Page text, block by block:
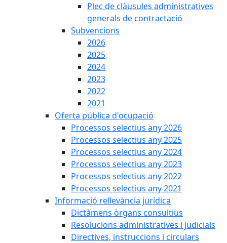
Plec de clàusules administratives
generals de contractació
Subvencions
2026
2025
2024
2023
2022
2021
Oferta pública d'ocupació
Processos selectius any 2026
Processos selectius any 2025
Processos selectius any 2024
Processos selectius any 2023
Processos selectius any 2022
Processos selectius any 2021
Informació rellevància jurídica
Dictàmens òrgans consultius
Resolucions administratives i judicials
Directives, instruccions i circulars